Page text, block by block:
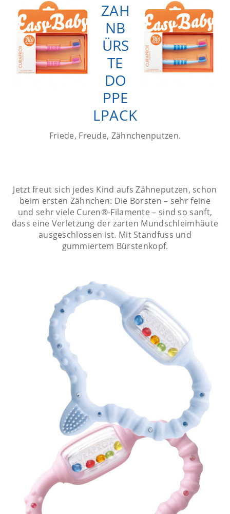
ZAH
NB
ÜRS
TE
DO
PPE
LPACK
Friede, Freude, Zähnchenputzen.
Jetzt freut sich jedes Kind aufs Zähneputzen, schon
beim ersten Zähnchen: Die Borsten – sehr feine
und sehr viele Curen®-Filamente – sind so sanft,
dass eine Verletzung der zarten Mundschleimhäute
ausgeschlossen ist. Mit Standfuss und
gummiertem Bürstenkopf.